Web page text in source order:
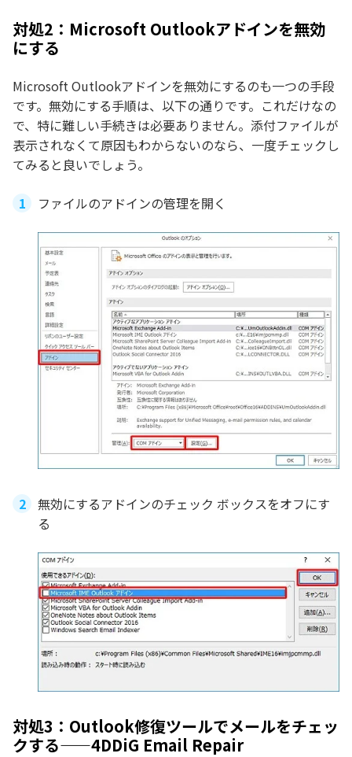
対処2：Microsoft Outlookアドインを無効
にする
Microsoft Outlookアドインを無効にするのも一つの手段
です。無効にする手順は、以下の通りです。これだけなの
で、特に難しい手続きは必要ありません。添付ファイルが
表示されなくて原因もわからないのなら、一度チェックし
てみると良いでしょう。
ファイルのアドインの管理を開く
無効にするアドインのチェック ボックスをオフにす
る
対処3：Outlook修復ツールでメールをチェッ
クする——4DDiG Email Repair